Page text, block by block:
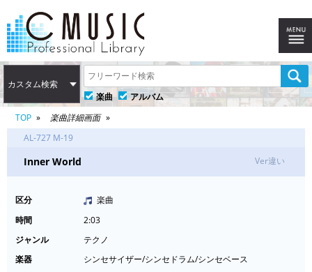
カスタム検索
楽曲
アルバム
TOP
楽曲詳細画面
AL-727 M-19
Inner World Ver違い
区分
楽曲
時間
2:03
ジャンル
テクノ
楽器
シンセサイザー/シンセドラム/シンセベース